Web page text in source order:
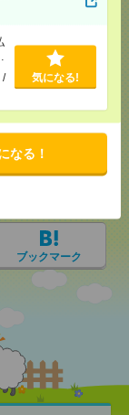
/
気になる!
なる！
ブックマーク